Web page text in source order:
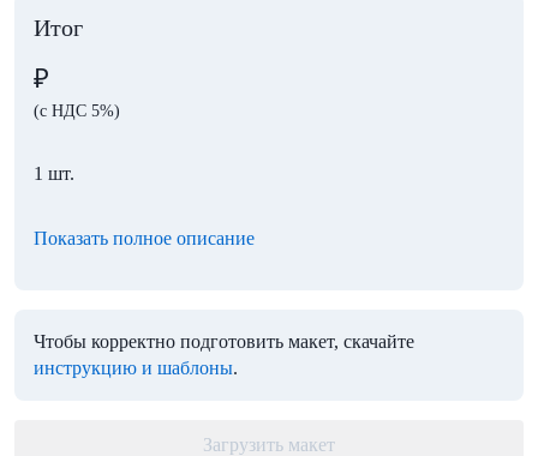
Итог
₽
(с НДС 5%)
1 шт.
Показать полное описание
Чтобы корректно подготовить макет, скачайте
инструкцию и шаблоны.
Загрузить макет